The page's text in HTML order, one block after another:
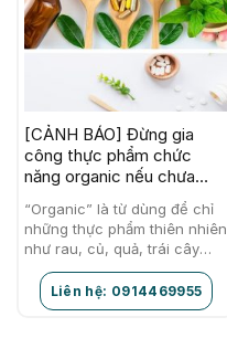
[CẢNH BÁO] Đừng gia
công thực phẩm chức
năng organic nếu chưa
biết về công ty chúng tôi
“Organic” là từ dùng để chỉ
những thực phẩm thiên nhiên
như rau, củ, quả, trái cây
sạch, không hóa chất, không
phân bón, thuốc trừ sâu.
Thực…
Liên hệ: 0914469955